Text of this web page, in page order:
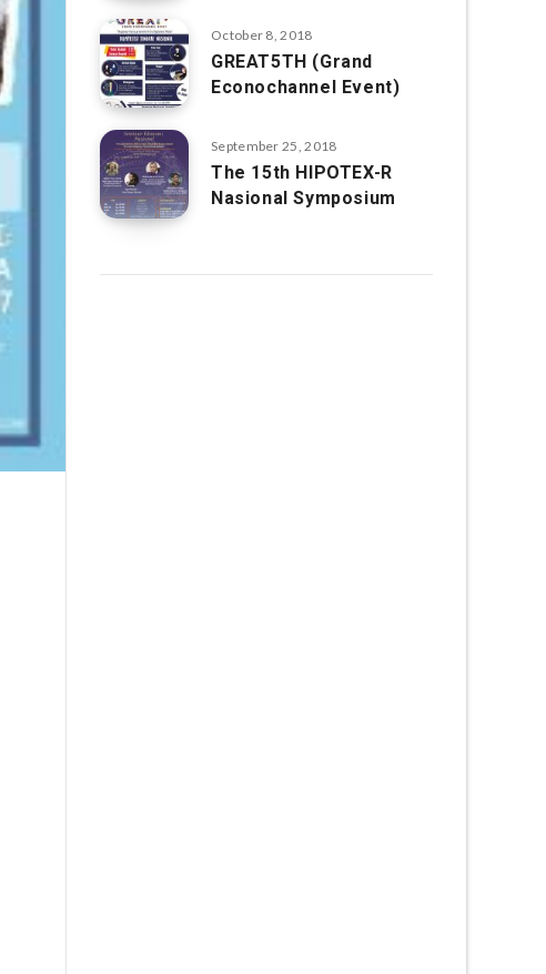
October 8, 2018
GREAT5TH (Grand
Econochannel Event)
September 25, 2018
The 15th HIPOTEX-R
Nasional Symposium